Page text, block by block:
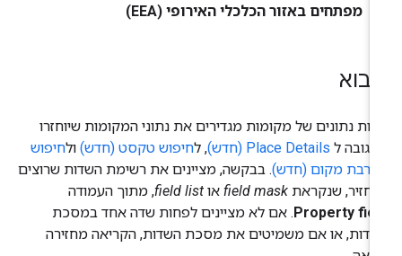
מפתחים באזור הכלכלי האירופי (EEA)
נתונים של מקומות מגדירים את נתוני המקומות שיוחזרו
לPlace Details (חדש) , לחיפוש טקסט (חדש)ולחיפוש
מקום (חדש). בבקשה, מציינים את רשימת השדות שרוצים
שנקראתfield maskאוfield list, מתוך העמודה
Property. אם לא מציינים לפחות שדה אחד במסכת
או אם משמיטים את מסכת השדות, הקריאה מחזירה